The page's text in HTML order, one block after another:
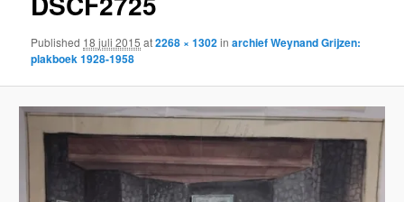
Published 18 juli 2015 at2268 × 1302inarchief Weynand Grijzen:
plakboek 1928-1958